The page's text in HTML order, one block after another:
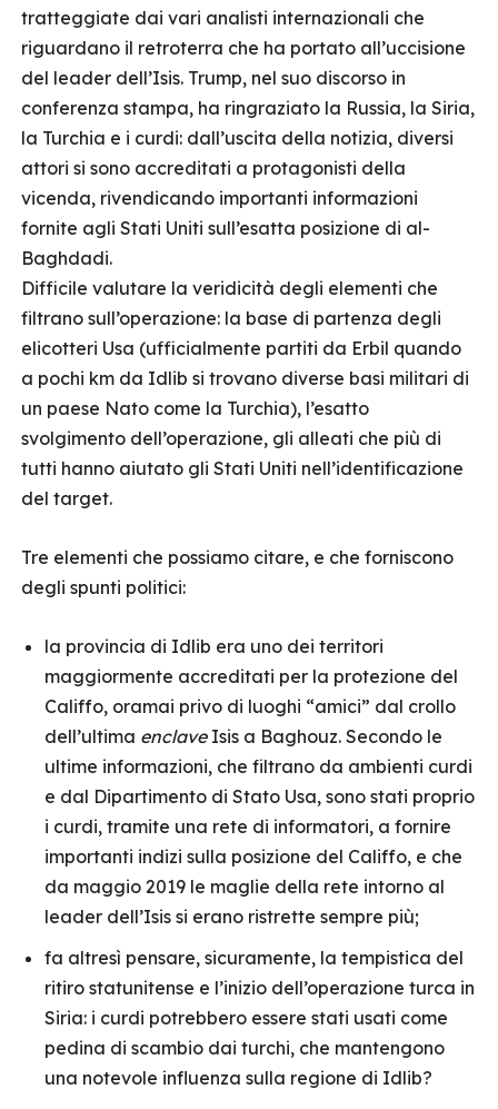
tratteggiate dai vari analisti internazionali che
riguardano il retroterra che ha portato all’uccisione
del leader dell’Isis. Trump, nel suo discorso in
conferenza stampa, ha ringraziato la Russia, la Siria,
la Turchia e i curdi: dall’uscita della notizia, diversi
attori si sono accreditati a protagonisti della
vicenda, rivendicando importanti informazioni
fornite agli Stati Uniti sull’esatta posizione di al-
Baghdadi.
Difficile valutare la veridicità degli elementi che
filtrano sull’operazione: la base di partenza degli
elicotteri Usa (ufficialmente partiti da Erbil quando
a pochi km da Idlib si trovano diverse basi militari di
un paese Nato come la Turchia), l’esatto
svolgimento dell’operazione, gli alleati che più di
tutti hanno aiutato gli Stati Uniti nell’identificazione
del target.
Tre elementi che possiamo citare, e che forniscono
degli spunti politici:
la provincia di Idlib era uno dei territori
maggiormente accreditati per la protezione del
Califfo, oramai privo di luoghi “amici” dal crollo
dell’ultima enclaveIsis a Baghouz. Secondo le
ultime informazioni, che filtrano da ambienti curdi
e dal Dipartimento di Stato Usa, sono stati proprio
i curdi, tramite una rete di informatori, a fornire
importanti indizi sulla posizione del Califfo, e che
da maggio 2019 le maglie della rete intorno al
leader dell’Isis si erano ristrette sempre più;
fa altresì pensare, sicuramente, la tempistica del
ritiro statunitense e l’inizio dell’operazione turca in
Siria: i curdi potrebbero essere stati usati come
pedina di scambio dai turchi, che mantengono
una notevole influenza sulla regione di Idlib?